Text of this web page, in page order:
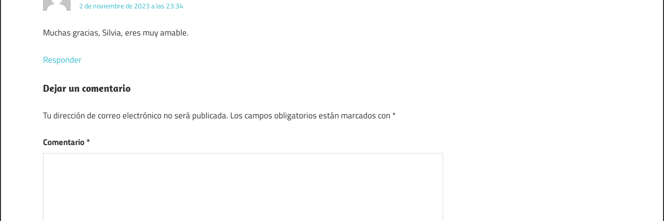
2 de noviembre de 2023 a las 23:34
Muchas gracias, Silvia, eres muy amable.
Responder
Dejar un comentario
Tu dirección de correo electrónico no será publicada. Los campos obligatorios están marcados con *
Comentario*